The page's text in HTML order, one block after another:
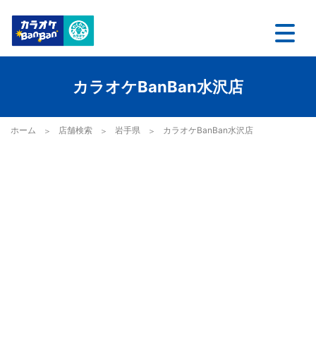
カラオケBanBan水沢店
ホーム 店舗検索 岩手県 カラオケBanBan水沢店